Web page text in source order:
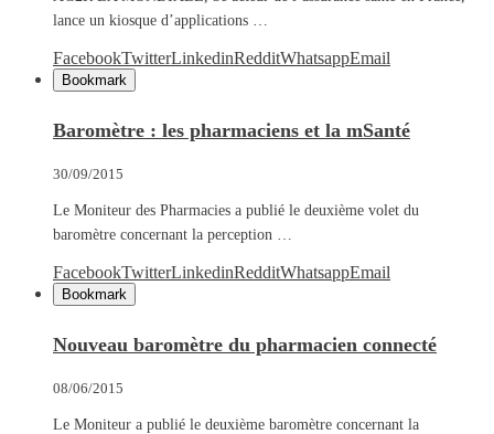
lance un kiosque d’applications …
FacebookTwitterLinkedinRedditWhatsappEmail
Bookmark
Baromètre : les pharmaciens et la mSanté
30/09/2015
Le Moniteur des Pharmacies a publié le deuxième volet du
baromètre concernant la perception …
FacebookTwitterLinkedinRedditWhatsappEmail
Bookmark
Nouveau baromètre du pharmacien connecté
08/06/2015
Le Moniteur a publié le deuxième baromètre concernant la